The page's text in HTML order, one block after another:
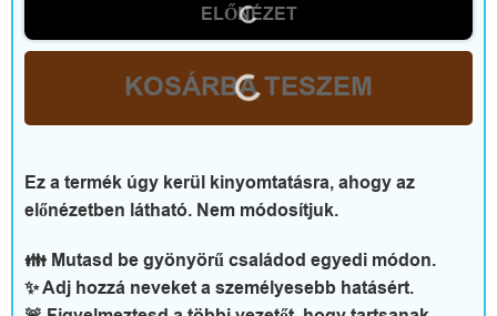
V
l
e
m
ELŐNÉZET
KOSÁRBA TESZEM
Ez a termék úgy kerül kinyomtatásra, ahogy az
előnézetben látható. Nem módosítjuk.
👪 Mutasd be gyönyörű családod egyedi módon.
✨ Adj hozzá neveket a személyesebb hatásért.